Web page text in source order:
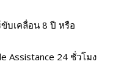
บเคลื่อน 8 ปี หรือ
Assistance 24 ชั่วโมง